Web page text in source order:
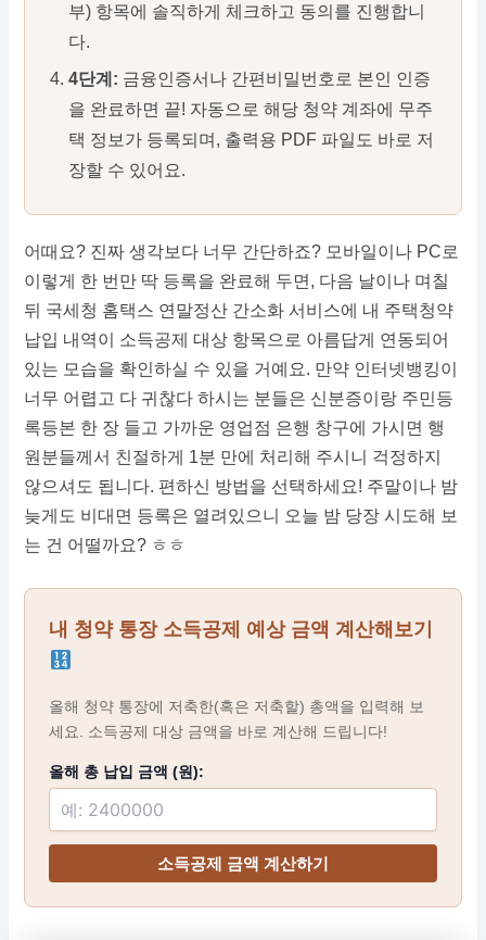
부) 항목에 솔직하게 체크하고 동의를 진행합니
다.
4단계: 금융인증서나 간편비밀번호로 본인 인증
을 완료하면 끝! 자동으로 해당 청약 계좌에 무주
택 정보가 등록되며, 출력용 PDF 파일도 바로 저
장할 수 있어요.
어때요? 진짜 생각보다 너무 간단하죠? 모바일이나 PC로
이렇게 한 번만 딱 등록을 완료해 두면, 다음 날이나 며칠
뒤 국세청 홈택스 연말정산 간소화 서비스에 내 주택청약
납입 내역이 소득공제 대상 항목으로 아름답게 연동되어
있는 모습을 확인하실 수 있을 거예요. 만약 인터넷뱅킹이
너무 어렵고 다 귀찮다 하시는 분들은 신분증이랑 주민등
록등본 한 장 들고 가까운 영업점 은행 창구에 가시면 행
원분들께서 친절하게 1분 만에 처리해 주시니 걱정하지
않으셔도 됩니다. 편하신 방법을 선택하세요! 주말이나 밤
늦게도 비대면 등록은 열려있으니 오늘 밤 당장 시도해 보
는 건 어떨까요? ㅎㅎ
내 청약 통장 소득공제 예상 금액 계산해보기
올해 청약 통장에 저축한(혹은 저축할) 총액을 입력해 보
세요. 소득공제 대상 금액을 바로 계산해 드립니다!
올해 총 납입 금액 (원):
소득공제 금액 계산하기